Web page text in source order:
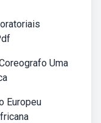
Uma
Europeu